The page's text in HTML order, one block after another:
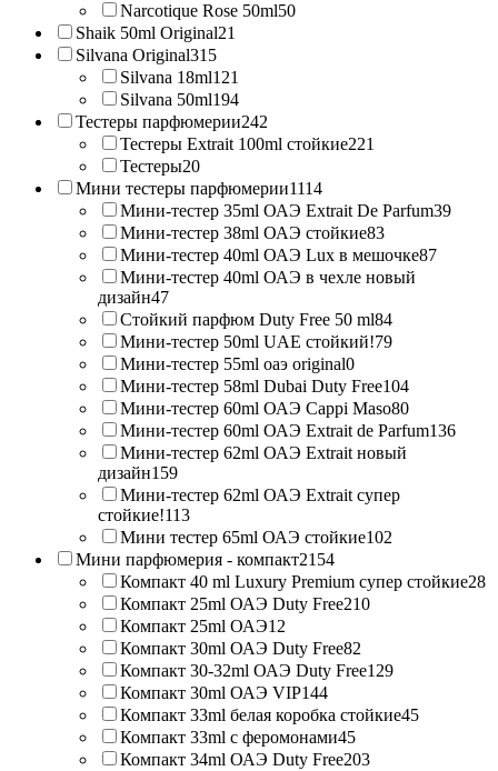
Narcotique Rose 50ml50
Shaik 50ml Original21
Silvana Original315
Silvana 18ml121
Silvana 50ml194
Тестеры парфюмерии242
Тестеры Extrait 100ml стойкие221
Тестеры20
Мини тестеры парфюмерии1114
Мини-тестер 35ml ОАЭ Extrait De Parfum39
Мини-тестер 38ml ОАЭ стойкие83
Мини-тестер 40ml ОАЭ Lux в мешочке87
Мини-тестер 40ml ОАЭ в чехле новый
дизайн47
Стойкий парфюм Duty Free 50 ml84
Мини-тестер 50ml UAE стойкий!79
Мини-тестер 55ml оаэ original0
Мини-тестер 58ml Dubai Duty Free104
Мини-тестер 60ml ОАЭ Cappi Maso80
Мини-тестер 60ml ОАЭ Extrait de Parfum136
Мини-тестер 62ml ОАЭ Extrait новый
дизайн159
Мини-тестер 62ml ОАЭ Extrait супер
стойкие!113
Мини тестер 65ml ОАЭ стойкие102
Мини парфюмерия - компакт2154
Компакт 40 ml Luxury Premium супер стойкие28
Компакт 25ml ОАЭ Duty Free210
Компакт 25ml ОАЭ12
Компакт 30ml ОАЭ Duty Free82
Компакт 30-32ml ОАЭ Duty Free129
Компакт 30ml ОАЭ VIP144
Компакт 33ml белая коробка стойкие45
Компакт 33ml с феромонами45
Компакт 34ml ОАЭ Duty Free203